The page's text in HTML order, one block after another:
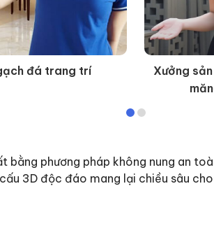
đá trang trí
Xưởng
bằng phương pháp không nung an
3D độc đáo mang lại chiều sâu